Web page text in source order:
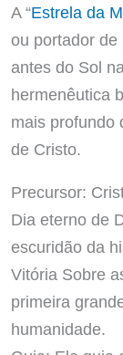
A “Estrela da
ou portador
antes do Sol
hermenêutica
mais profundo
de Cristo.
Precursor:
Dia eterno de
escuridão da
Vitória Sobre
primeira
humanidade.